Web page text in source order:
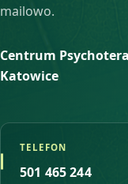
mailowo.
Centrum
Katowice
TELEFON
501 465 244